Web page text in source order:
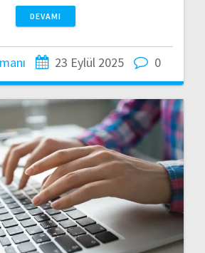
DEVAMI
23 Eylül 2025 0